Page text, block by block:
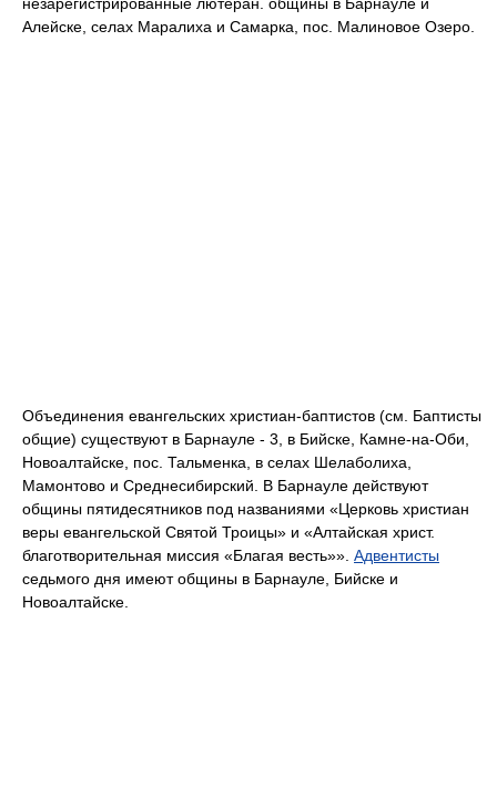
Алейске, селах Маралиха и Самарка, пос. Малиновое Озеро.
Объединения евангельских христиан-баптистов (см. Баптисты
общие) существуют в Барнауле - 3, в Бийске, Камне-на-Оби,
Новоалтайске, пос. Тальменка, в селах Шелаболиха,
Мамонтово и Среднесибирский. В Барнауле действуют
общины пятидесятников под названиями «Церковь христиан
веры евангельской Святой Троицы» и «Алтайская христ.
благотворительная миссия «Благая весть»». Адвентисты
седьмого дня имеют общины в Барнауле, Бийске и
Новоалтайске.